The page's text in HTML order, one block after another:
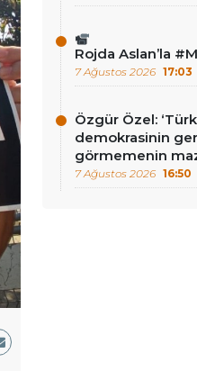
Rojda Aslan’la
7 Ağustos 2026 17:03
Özgür Özel:
demokrasinin
görmemenin
7 Ağustos 2026 16:50